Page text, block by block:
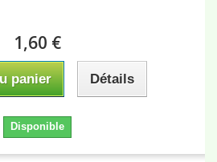
1,60 €
panier Détails
Disponible